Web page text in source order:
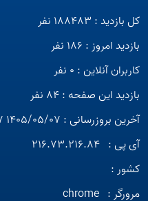
کل بازدید : 188483 نفر
بازدید امروز : 186 نفر
کاربران آنلاین : 0 نفر
بازدید این صفحه : 84 نفر
آخرین بروزرسانی : 1405/05/07 09:17
آی پی : 216.73.216.84
کشور :
مرورگر : chrome